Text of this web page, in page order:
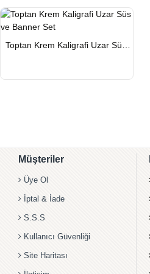
GÖNDERİ
Müşteriler
Üye Ol
İptal & İade
S.S.S
Kullanıcı Güvenliği
Site Haritası